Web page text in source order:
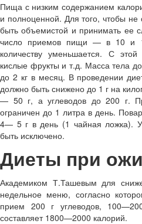
Пища с низким содержанием
и полноценной. Для того, чтобы
быть объемистой и принимать ее
число приемов пищи — в 10 и
количеству уменьшается. С
кислые фрукты и т.д. Масса тела
до 2 кг в месяц. В проведении
должно быть снижено до 1 г на
— 50 г, а углеводов до 200 г.
ограничен до 1 литра в день.
4— 5 г в день (1 чайная ложка).
быть исключено.
Диеты при
Академиком Т.Ташевым для
недельное меню, согласно
прием 200 г углеводов,
составляет 1800—2000 калорий.